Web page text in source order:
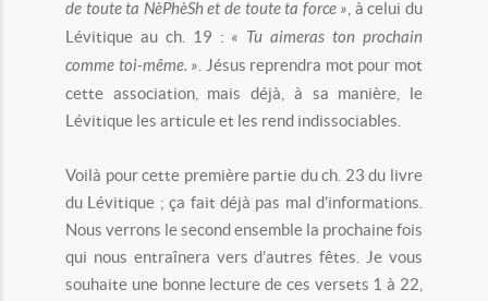
de toute ta NèPhèSh et de toute ta force » , à celui du
Lévitique au ch. 19 : « Tu aimeras ton prochain
comme toi-même. » . Jésus reprendra mot pour mot
cette association, mais déjà, à sa manière, le
Lévitique les articule et les rend indissociables.
Voilà pour cette première partie du ch. 23 du livre
du Lévitique ; ça fait déjà pas mal d’informations.
Nous verrons le second ensemble la prochaine fois
qui nous entraînera vers d’autres fêtes. Je vous
souhaite une bonne lecture de ces versets 1 à 22,